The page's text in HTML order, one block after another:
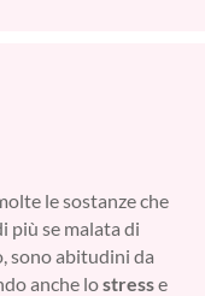
le sostanze che
più se malata di
sono abitudini da
anche lostresse